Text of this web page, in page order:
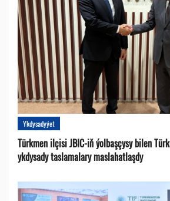
Ykdysadyýet
Türkmen ilçisi JBIC-iň ýolbaşçysy bilen
ykdysady taslamalary maslahatlaşdy